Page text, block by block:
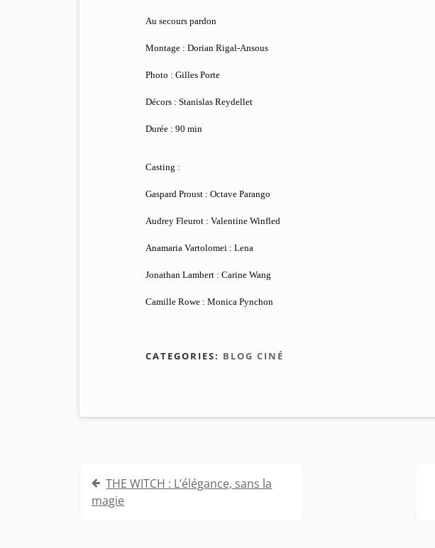
Au secours pardon
Montage : Dorian Rigal-Ansous
Photo : Gilles Porte
Décors : Stanislas Reydellet
Durée : 90 min
Casting :
Gaspard Proust : Octave Parango
Audrey Fleurot : Valentine Winfled
Anamaria Vartolomei : Lena
Jonathan Lambert : Carine Wang
Camille Rowe : Monica Pynchon
CATEGORIES: BLOG CINÉ
Navigation
de
THE WITCH : L’élégance, sans la
magie